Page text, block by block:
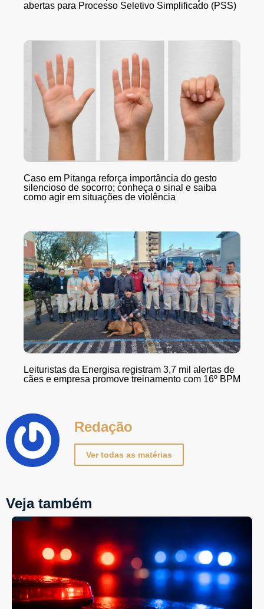
abertas para Processo Seletivo Simplificado (PSS)
Caso em Pitanga reforça importância do gesto
silencioso de socorro; conheça o sinal e saiba
como agir em situações de violência
Leituristas da Energisa registram 3,7 mil alertas de
cães e empresa promove treinamento com 16º BPM
Redação
Ver todas as matérias
Veja também